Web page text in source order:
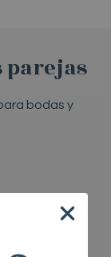
parejas
bodas y